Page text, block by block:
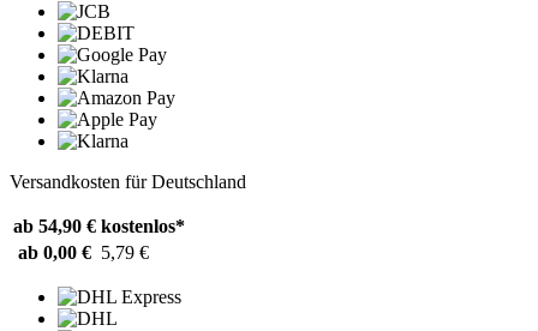
Versandkosten für Deutschland
ab 54,90 € kostenlos*
ab 0,00 € 5,79 €